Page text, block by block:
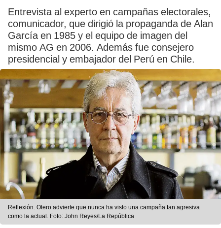
Entrevista al experto en campañas electorales,
comunicador, que dirigió la propaganda de Alan
García en 1985 y el equipo de imagen del
mismo AG en 2006. Además fue consejero
presidencial y embajador del Perú en Chile.
Reflexión. Otero advierte que nunca ha visto una campaña tan agresiva
como la actual. Foto: John Reyes/La República